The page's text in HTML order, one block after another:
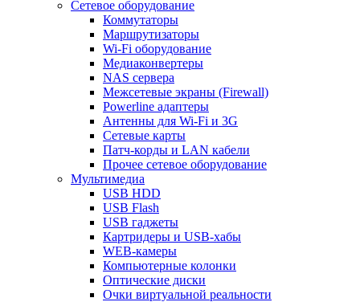
Сетевое оборудование
Коммутаторы
Маршрутизаторы
Wi-Fi оборудование
Медиаконвертеры
NAS сервера
Межсетевые экраны (Firewall)
Powerline адаптеры
Антенны для Wi-Fi и 3G
Сетевые карты
Патч-корды и LAN кабели
Прочее сетевое оборудование
Мультимедиа
USB HDD
USB Flash
USB гаджеты
Картридеры и USB-хабы
WEB-камеры
Компьютерные колонки
Оптические диски
Очки виртуальной реальности